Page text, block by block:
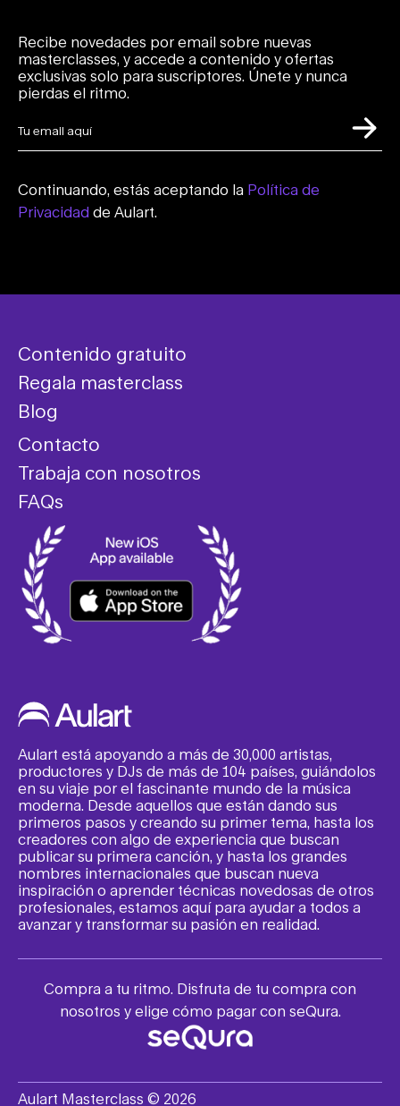
Recibe novedades por email sobre nuevas
masterclasses, y accede a contenido y ofertas
exclusivas solo para suscriptores. Únete y nunca
pierdas el ritmo.
Continuando, estás aceptando la Política de
Privacidad de Aulart.
Contenido gratuito
Regala masterclass
Blog
Contacto
Trabaja con nosotros
FAQs
Aulart está apoyando a más de 30,000 artistas,
productores y DJs de más de 104 países, guiándolos
en su viaje por el fascinante mundo de la música
moderna. Desde aquellos que están dando sus
primeros pasos y creando su primer tema, hasta los
creadores con algo de experiencia que buscan
publicar su primera canción, y hasta los grandes
nombres internacionales que buscan nueva
inspiración o aprender técnicas novedosas de otros
profesionales, estamos aquí para ayudar a todos a
avanzar y transformar su pasión en realidad.
Compra a tu ritmo. Disfruta de tu compra con
nosotros y elige cómo pagar con seQura.
Aulart Masterclass © 2026